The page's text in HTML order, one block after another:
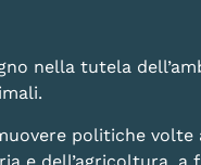
nella tutela
politiche volte
e dell’agricoltura, a